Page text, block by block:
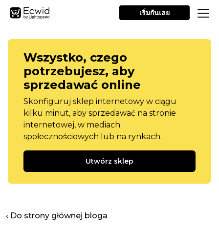
เริ่มกันเลย
Wszystko, czego
potrzebujesz, aby
sprzedawać online
Skonfiguruj sklep internetowy w ciągu
kilku minut, aby sprzedawać na stronie
internetowej, w mediach
społecznościowych lub na rynkach.
Utwórz sklep
‹ Do strony głównej bloga